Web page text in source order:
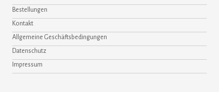
Bestellungen
Kontakt
Allgemeine Geschäftsbedingungen
Datenschutz
Impressum